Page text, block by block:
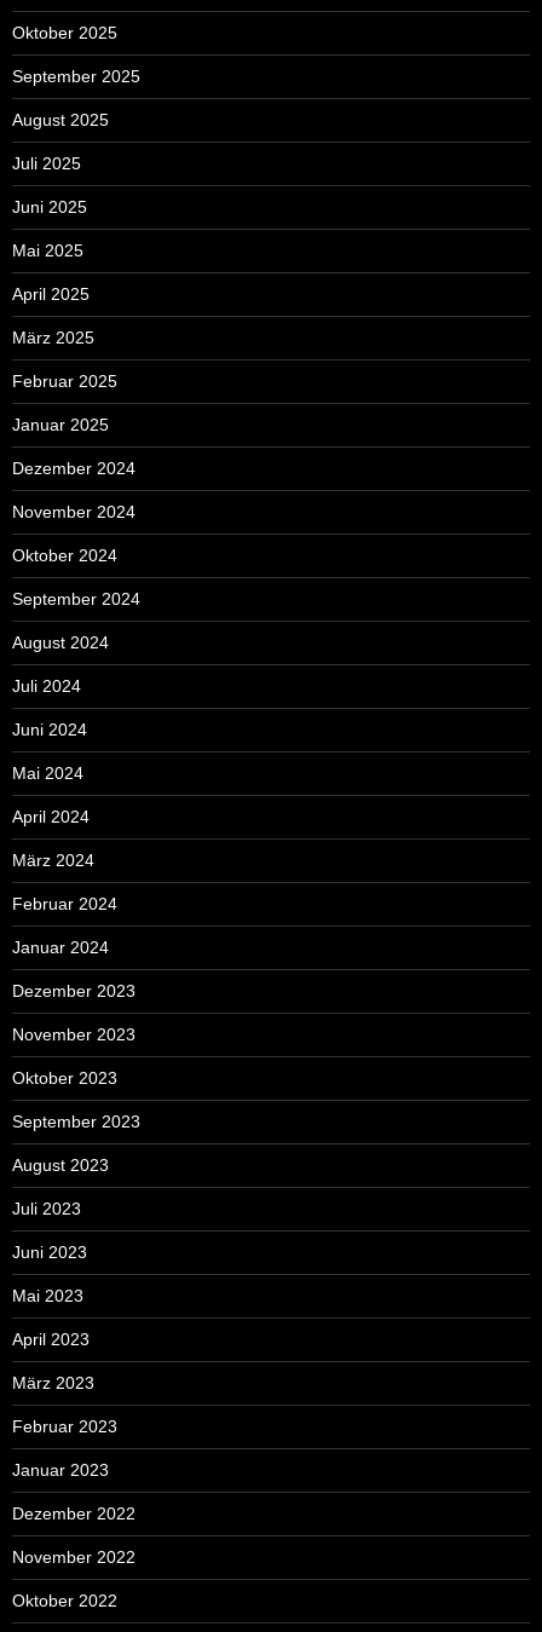
Oktober 2025
September 2025
August 2025
Juli 2025
Juni 2025
Mai 2025
April 2025
März 2025
Februar 2025
Januar 2025
Dezember 2024
November 2024
Oktober 2024
September 2024
August 2024
Juli 2024
Juni 2024
Mai 2024
April 2024
März 2024
Februar 2024
Januar 2024
Dezember 2023
November 2023
Oktober 2023
September 2023
August 2023
Juli 2023
Juni 2023
Mai 2023
April 2023
März 2023
Februar 2023
Januar 2023
Dezember 2022
November 2022
Oktober 2022